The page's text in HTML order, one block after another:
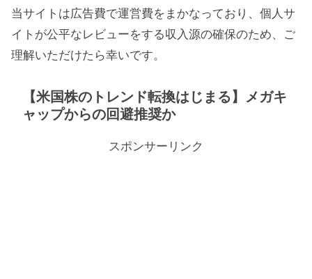
当サイトは広告費で運営費をまかなっており、個人サ
イトが公平なレビューをする収入源の確保のため、ご
理解いただけたら幸いです。
【米国株のトレンド転換はじまる】メガキ
ャップからの回避推奨か
スポンサーリンク